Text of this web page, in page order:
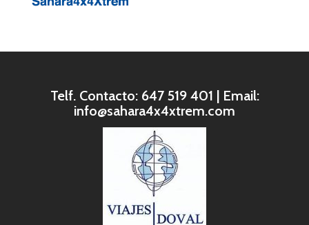
Telf. Contacto: 647 519 401 | Email:
info@sahara4x4xtrem.com